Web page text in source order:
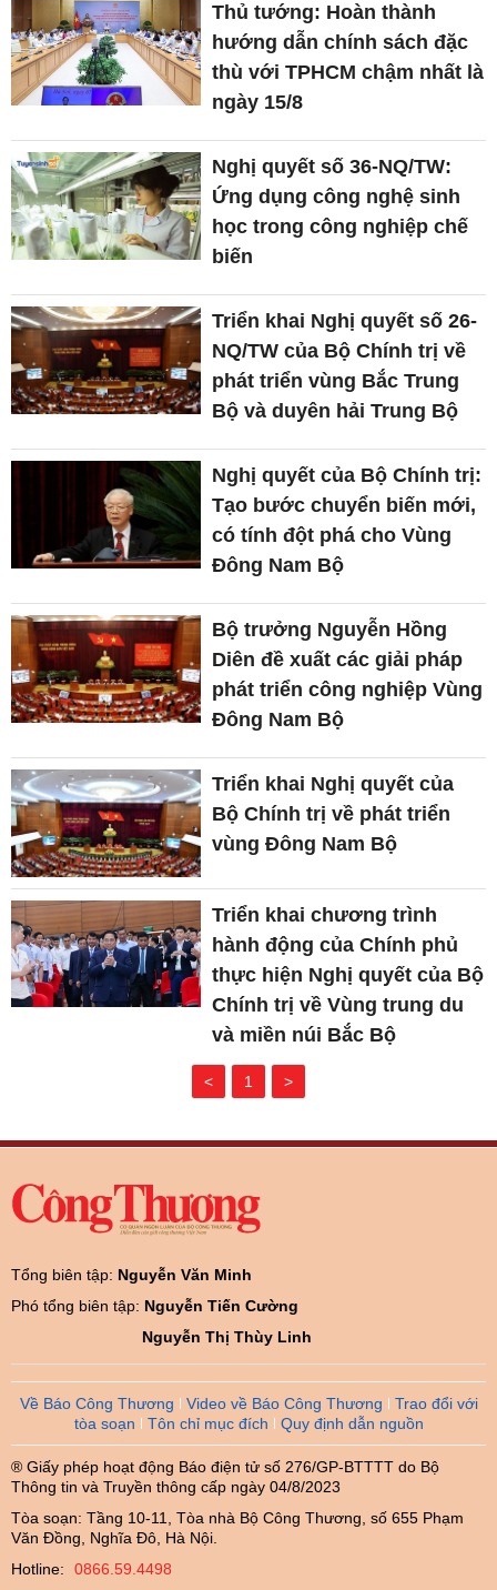
Thủ tướng: Hoàn thành
hướng dẫn chính sách đặc
thù với TPHCM chậm nhất là
ngày 15/8
Nghị quyết số 36-NQ/TW:
Ứng dụng công nghệ sinh
học trong công nghiệp chế
biến
Triển khai Nghị quyết số 26-
NQ/TW của Bộ Chính trị về
phát triển vùng Bắc Trung
Bộ và duyên hải Trung Bộ
Nghị quyết của Bộ Chính trị:
Tạo bước chuyển biến mới,
có tính đột phá cho Vùng
Đông Nam Bộ
Bộ trưởng Nguyễn Hồng
Diên đề xuất các giải pháp
phát triển công nghiệp Vùng
Đông Nam Bộ
Triển khai Nghị quyết của
Bộ Chính trị về phát triển
vùng Đông Nam Bộ
Triển khai chương trình
hành động của Chính phủ
thực hiện Nghị quyết của Bộ
Chính trị về Vùng trung du
và miền núi Bắc Bộ
< 1 >
Tổng biên tập: Nguyễn Văn Minh
Phó tổng biên tập: Nguyễn Tiến Cường
Nguyễn Thị Thùy Linh
Về Báo Công Thương Video về Báo Công Thương
Trao đổi với
tòa soạn
Tôn chỉ mục đích Quy định dẫn nguồn
® Giấy phép hoạt động Báo điện tử số 276/GP-BTTTT do Bộ
Thông tin và Truyền thông cấp ngày 04/8/2023
Tòa soạn: Tầng 10-11, Tòa nhà Bộ Công Thương, số 655 Phạm
Văn Đồng, Nghĩa Đô, Hà Nội.
Hotline:
0866.59.4498